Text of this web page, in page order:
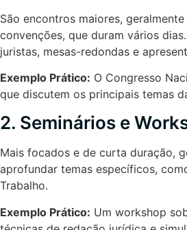
São encontros maiores,
convenções, que duram vários
juristas, mesas-redondas e
Exemplo Prático: O Congresso
que discutem os principais temas
2. Seminários e
Mais focados e de curta duração,
aprofundar temas específicos,
Trabalho.
Exemplo Prático: Um workshop